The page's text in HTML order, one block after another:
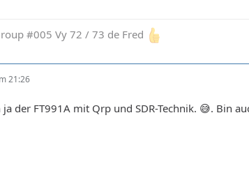
#005 Vy 72 / 73 de Fred
21:26
der FT991A mit Qrp und SDR-Technik. 😅. Bin